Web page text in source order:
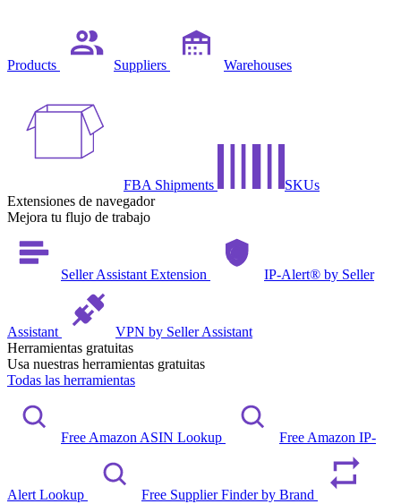
Products Suppliers Warehouses
FBA Shipments
SKUs
Extensiones de navegador
Mejora tu flujo de trabajo
Seller Assistant Extension IP-Alert® by Seller
Assistant
VPN by Seller Assistant
Herramientas gratuitas
Usa nuestras herramientas gratuitas
Todas las herramientas
Free Amazon ASIN Lookup Free Amazon IP-
Alert Lookup Free Supplier Finder by Brand